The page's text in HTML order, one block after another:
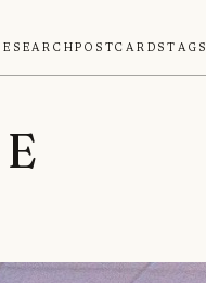
PostcardsTags